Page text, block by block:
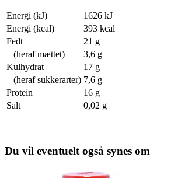
Energi (kJ)
1626 kJ
Energi (kcal)
393 kcal
Fedt
21 g
(heraf mættet)
3,6 g
Kulhydrat
17 g
(heraf sukkerarter) 7,6 g
Protein
16 g
Salt
0,02 g
Du vil eventuelt også synes om